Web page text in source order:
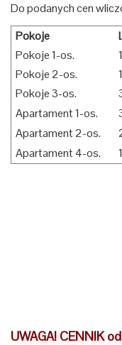
Do podanych cen
Pokoje
Pokoje 1-os.
Pokoje 2-os.
Pokoje 3-os.
Apartament 1-os.
Apartament 2-os.
Apartament 4-os.
1
UWAGA! CENNIK